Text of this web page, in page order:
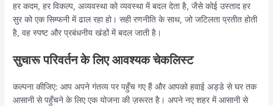
हर कदम, हर विकल्प, अव्यवस्था को व्यवस्था में बदल देता है, जैसे कोई उस्ताद हर
सुर को एक सिम्फनी में ढाल रहा हो। सही रणनीति के साथ, जो जटिलता प्रतीत होती
है, वह स्पष्ट और प्रबंधनीय खंडों में बदल जाती है।
सुचारू परिवर्तन के लिए आवश्यक चेकलिस्ट
कल्पना कीजिए: आप अपने गंतव्य पर पहुँच गए हैं और आपको हवाई अड्डे से घर तक
आसानी से पहुँचने के लिए एक योजना की ज़रूरत है। अपने नए शहर में आसानी से